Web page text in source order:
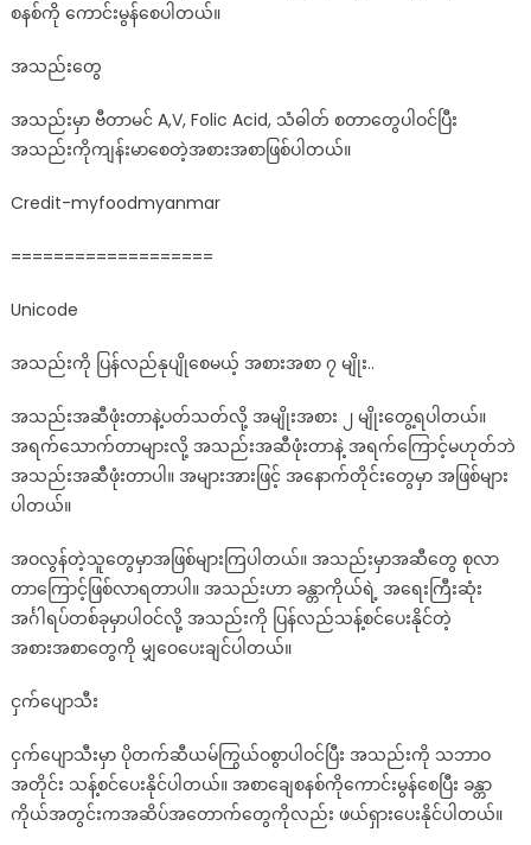
စနစ်ကို ကောင်းမွန်စေပါတယ်။
အသည်းတွေ
အသည်းမှာ ဗီတာမင် A,V, Folic Acid, သံဓါတ် စတာတွေပါဝင်ပြီး
အသည်းကိုကျန်းမာစေတဲ့အစားအစာဖြစ်ပါတယ်။
Credit-myfoodmyanmar
===================
Unicode
အသည်းကို ပြန်လည်နုပျိုစေမယ့် အစားအစာ ၇ မျိုး..
အသည်းအဆီဖုံးတာနဲ့ပတ်သတ်လို့ အမျိုးအစား ၂ မျိုးတွေ့ရပါတယ်။
အရက်သောက်တာများလို့ အသည်းအဆီဖုံးတာနဲ့ အရက်ကြောင့်မဟုတ်ဘဲ
အသည်းအဆီဖုံးတာပါ။ အများအားဖြင့် အနောက်တိုင်းတွေမှာ အဖြစ်များ
ပါတယ်။
အဝလွန်တဲ့သူတွေမှာအဖြစ်များကြပါတယ်။ အသည်းမှာအဆီတွေ စုလာ
တာကြောင့်ဖြစ်လာရတာပါ။ အသည်းဟာ ခန္တာကိုယ်ရဲ့ အရေးကြီးဆုံး
အင်္ဂါရပ်တစ်ခုမှာပါဝင်လို့ အသည်းကို ပြန်လည်သန့်စင်ပေးနိုင်တဲ့
အစားအစာတွေကို မျှဝေပေးချင်ပါတယ်။
ငှက်ပျောသီး
ငှက်ပျောသီးမှာ ပိုတက်ဆီယမ်ကြွယ်ဝစွာပါဝင်ပြီး အသည်းကို သဘာဝ
အတိုင်း သန့်စင်ပေးနိုင်ပါတယ်။ အစာချေစနစ်ကိုကောင်းမွန်စေပြီး ခန္တာ
ကိုယ်အတွင်းကအဆိပ်အတောက်တွေကိုလည်း ဖယ်ရှားပေးနိုင်ပါတယ်။